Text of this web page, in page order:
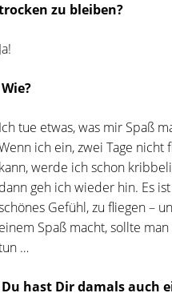
zu bleiben?
Ja!
Wie?
Ich tue etwas, was mir Spaß
ich ein, zwei Tage nicht
kann, werde ich schon
dann geh ich wieder hin. Es
Gefühl, zu fliegen –
einem Spaß macht, sollte
…
Du hast Dir damals auch